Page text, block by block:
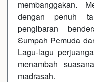
membanggakan.
dengan penuh
pengibaran
Sumpah Pemuda
Lagu-lagu
menambah
madrasah.